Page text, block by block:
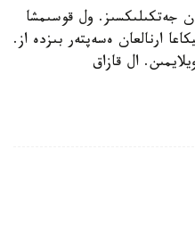
جەتكىلىكسىز. ول قوسىمشا
ارنالعان ەسەپتەر بىزدە از.
ال قازاق